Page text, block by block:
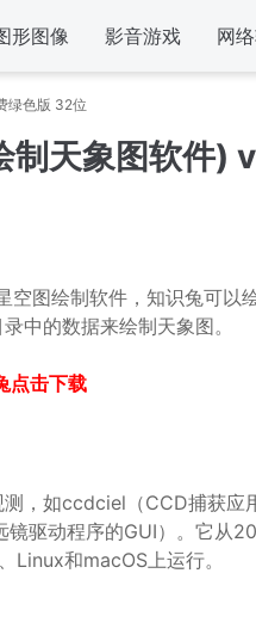
形图像 影音游戏 网
绿色版 32位
天象图软件)
图绘制软件，知识兔可以
中的数据来绘制天象图。
点击下载
，如ccdciel（CCD捕获
驱动程序的GUI）。它从
和macOS上运行。